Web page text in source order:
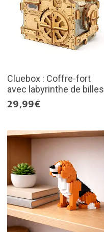
Cluebox : Coffre-fort
avec labyrinthe de billes
29,99€